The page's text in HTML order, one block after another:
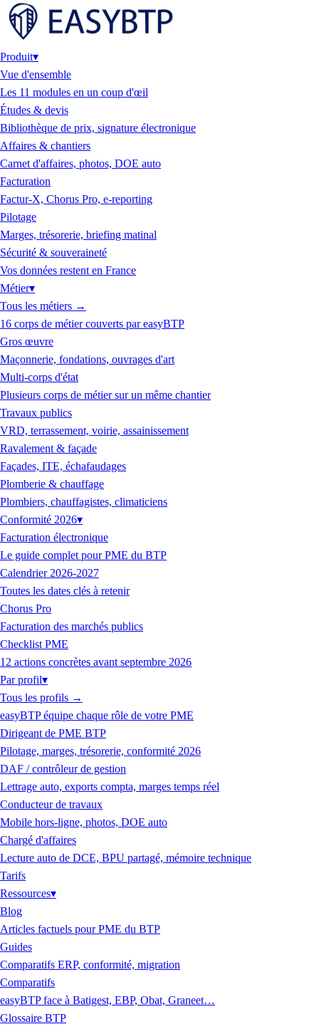
Produit▾
Vue d'ensemble
Les 11 modules en un coup d'œil
Études & devis
Bibliothèque de prix, signature électronique
Affaires & chantiers
Carnet d'affaires, photos, DOE auto
Facturation
Factur-X, Chorus Pro, e-reporting
Pilotage
Marges, trésorerie, briefing matinal
Sécurité & souveraineté
Vos données restent en France
Métier▾
Tous les métiers →
16 corps de métier couverts par easyBTP
Gros œuvre
Maçonnerie, fondations, ouvrages d'art
Multi-corps d'état
Plusieurs corps de métier sur un même chantier
Travaux publics
VRD, terrassement, voirie, assainissement
Ravalement & façade
Façades, ITE, échafaudages
Plomberie & chauffage
Plombiers, chauffagistes, climaticiens
Conformité 2026▾
Facturation électronique
Le guide complet pour PME du BTP
Calendrier 2026-2027
Toutes les dates clés à retenir
Chorus Pro
Facturation des marchés publics
Checklist PME
12 actions concrètes avant septembre 2026
Par profil▾
Tous les profils →
easyBTP équipe chaque rôle de votre PME
Dirigeant de PME BTP
Pilotage, marges, trésorerie, conformité 2026
DAF / contrôleur de gestion
Lettrage auto, exports compta, marges temps réel
Conducteur de travaux
Mobile hors-ligne, photos, DOE auto
Chargé d'affaires
Lecture auto de DCE, BPU partagé, mémoire technique
Tarifs
Ressources▾
Blog
Articles factuels pour PME du BTP
Guides
Comparatifs ERP, conformité, migration
Comparatifs
easyBTP face à Batigest, EBP, Obat, Graneet…
Glossaire BTP